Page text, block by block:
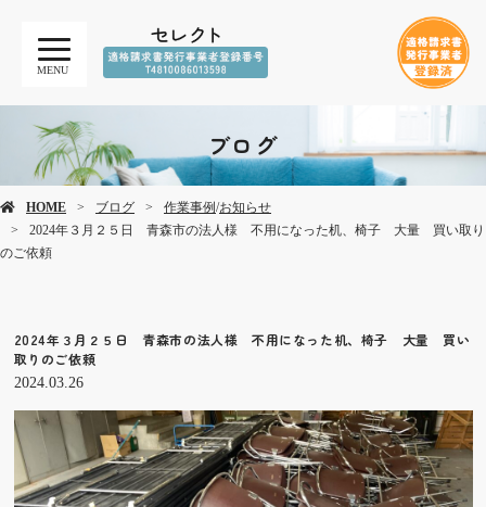
MENU
ブログ
HOME ブログ 作業事例/お知らせ
2024年３月２５日 青森市の法人様 不用になった机、椅子 大量 買い取り
のご依頼
2024年３月２５日 青森市の法人様 不用になった机、椅子 大量 買い
取りのご依頼
2024.03.26